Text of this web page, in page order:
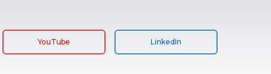
YouTube LinkedIn